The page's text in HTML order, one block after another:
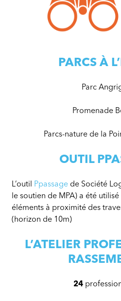
AccessiblesPARCS À
Parc
Promenade
Parcs-nature de la
OUTIL
L’outil Ppassage de Société
le soutien de MPA) a été
éléments à proximité des
(horizon de 10m)
L’ATELIER
24